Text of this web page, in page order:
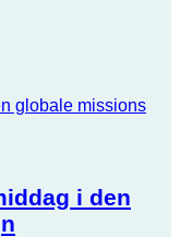
i den